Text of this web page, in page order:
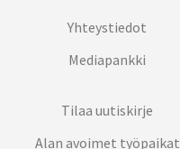
Yhteystiedot
Mediapankki
Tilaa uutiskirje
Alan avoimet työpaikat